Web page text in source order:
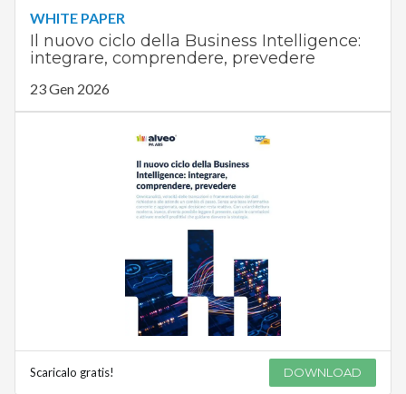
WHITE PAPER
Il nuovo ciclo della Business Intelligence:
integrare, comprendere, prevedere
23 Gen 2026
Scaricalo gratis! DOWNLOAD